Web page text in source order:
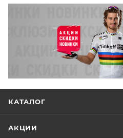
КАТАЛОГ
АКЦИИ